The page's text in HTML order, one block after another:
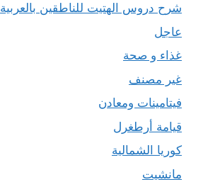
شرح دروس الهتيت للناطقين بالعربية
عاجل
غذاء و صحة
غير مصنف
فيتامينات ومعادن
قيامة أرطغرل
كوريا الشمالية
مانشيت